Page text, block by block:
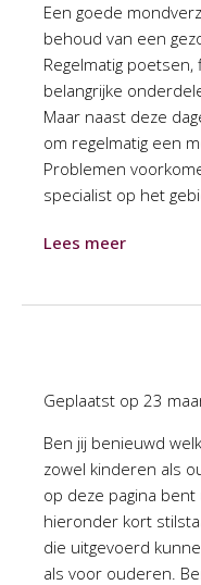
Een goede
behoud van een
Regelmatig
belangrijke
Maar naast deze
om regelmatig een
Problemen
specialist op het
Lees meer
Geplaatst op 23
Ben jij benieuwd
zowel kinderen als
op deze pagina
hieronder kort
die uitgevoerd
als voor ouderen.